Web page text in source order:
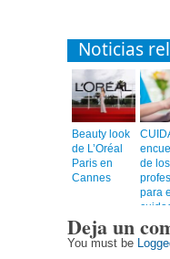
Noticias
Beauty look
de L’Oréal
Paris en
Cannes
de los
para el
Deja un
You must be